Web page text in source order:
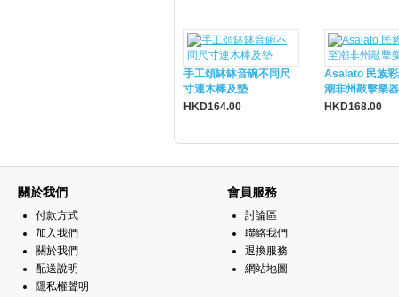
手工頌缽缽音碗不同尺
寸連木棒及墊
HKD164.00
Asalato 民族
潮非州敲擊樂器
HKD168.00
關於我們
付款方式
加入我們
關於我們
配送說明
隱私權聲明
會員服務
討論區
聯絡我們
退換服務
網站地圖